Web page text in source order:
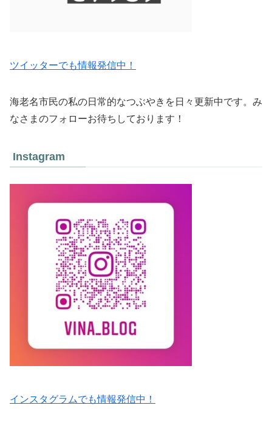
ツイッターでも情報発信中！
海老名市民の私の日常的なつぶやきを日々更新中です。み
なさまのフォローお待ちしております！
Instagram
インスタグラムでも情報発信中！